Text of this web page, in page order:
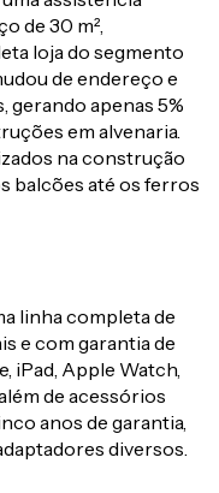
de 30 m²,
loja do segmento
de endereço e
gerando apenas 5%
em alvenaria.
na construção
balcões até os ferros
linha completa de
e com garantia de
iPad, Apple Watch,
de acessórios
anos de garantia,
diversos.